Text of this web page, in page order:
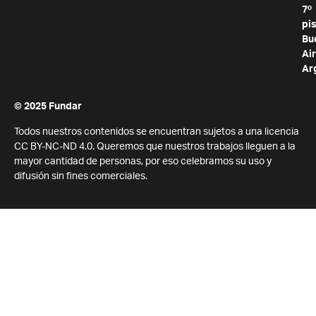
7º
© 2025 Fundar
Todos nuestros contenidos se encuentran sujetos a una licencia
CC BY-NC-ND 4.0. Queremos que nuestros trabajos lleguen a la
mayor cantidad de personas, por eso celebramos su uso y
difusión sin fines comerciales.